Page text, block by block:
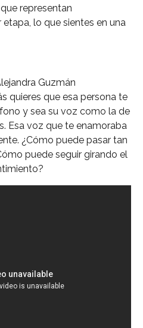
representan
lo que sientes en una
Guzmán
quieres que esa persona te
y sea su voz como la de
Esa voz que te enamoraba
¿Cómo puede pasar tan
puede seguir girando el